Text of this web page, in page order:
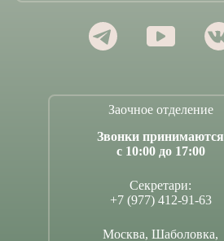
Заочное отделение
Звонки принимаются
с 10:00 до 17:00
Секретари:
+7 (977) 412-91-63
Москва, Шаболовка,